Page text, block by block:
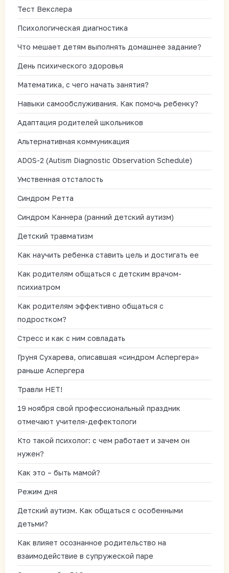
Тест Векслера
Психологическая диагностика
Что мешает детям выполнять домашнее задание?
День психического здоровья
Математика, с чего начать занятия?
Навыки самообслуживания. Как помочь ребенку?
Адаптация родителей школьников
Альтернативная коммуникация
ADOS-2 (Autism Diagnostic Observation Schedule)
Умственная отсталость
Синдром Ретта
Синдром Каннера (ранний детский аутизм)
Детский травматизм
Как научить ребенка ставить цель и достигать ее
Как родителям общаться с детским врачом-
психиатром
Как родителям эффективно общаться с
подростком?
Стресс и как с ним совладать
Груня Сухарева, описавшая «синдром Аспергера»
раньше Аспергера
Травли НЕТ!
19 ноября свой профессиональный праздник
отмечают учителя-дефектологи
Кто такой психолог: с чем работает и зачем он
нужен?
Как это – быть мамой?
Режим дня
Детский аутизм. Как общаться с особенными
детьми?
Как влияет осознанное родительство на
взаимодействие в супружеской паре